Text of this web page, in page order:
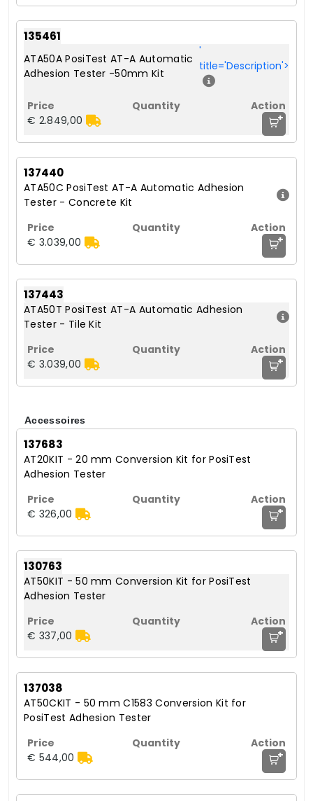
135461
ATA50A PosiTest AT-A Automatic
Adhesion Tester -50mm Kit
'
title='Description'>
€ 2.849,00 +
137440
ATA50C PosiTest AT-A Automatic Adhesion
Tester - Concrete Kit
€ 3.039,00 +
137443
ATA50T PosiTest AT-A Automatic Adhesion
Tester - Tile Kit
€ 3.039,00 +
Accessoires
137683
AT20KIT - 20 mm Conversion Kit for PosiTest
Adhesion Tester
€ 326,00 +
130763
AT50KIT - 50 mm Conversion Kit for PosiTest
Adhesion Tester
€ 337,00 +
137038
AT50CKIT - 50 mm C1583 Conversion Kit for
PosiTest Adhesion Tester
€ 544,00 +